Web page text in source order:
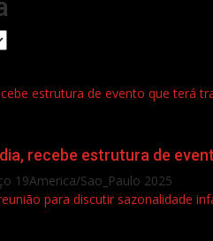
estrutura de evento que terá
recebe estrutura de
19America/Sao_Paulo 2025
para discutir sazonalidade